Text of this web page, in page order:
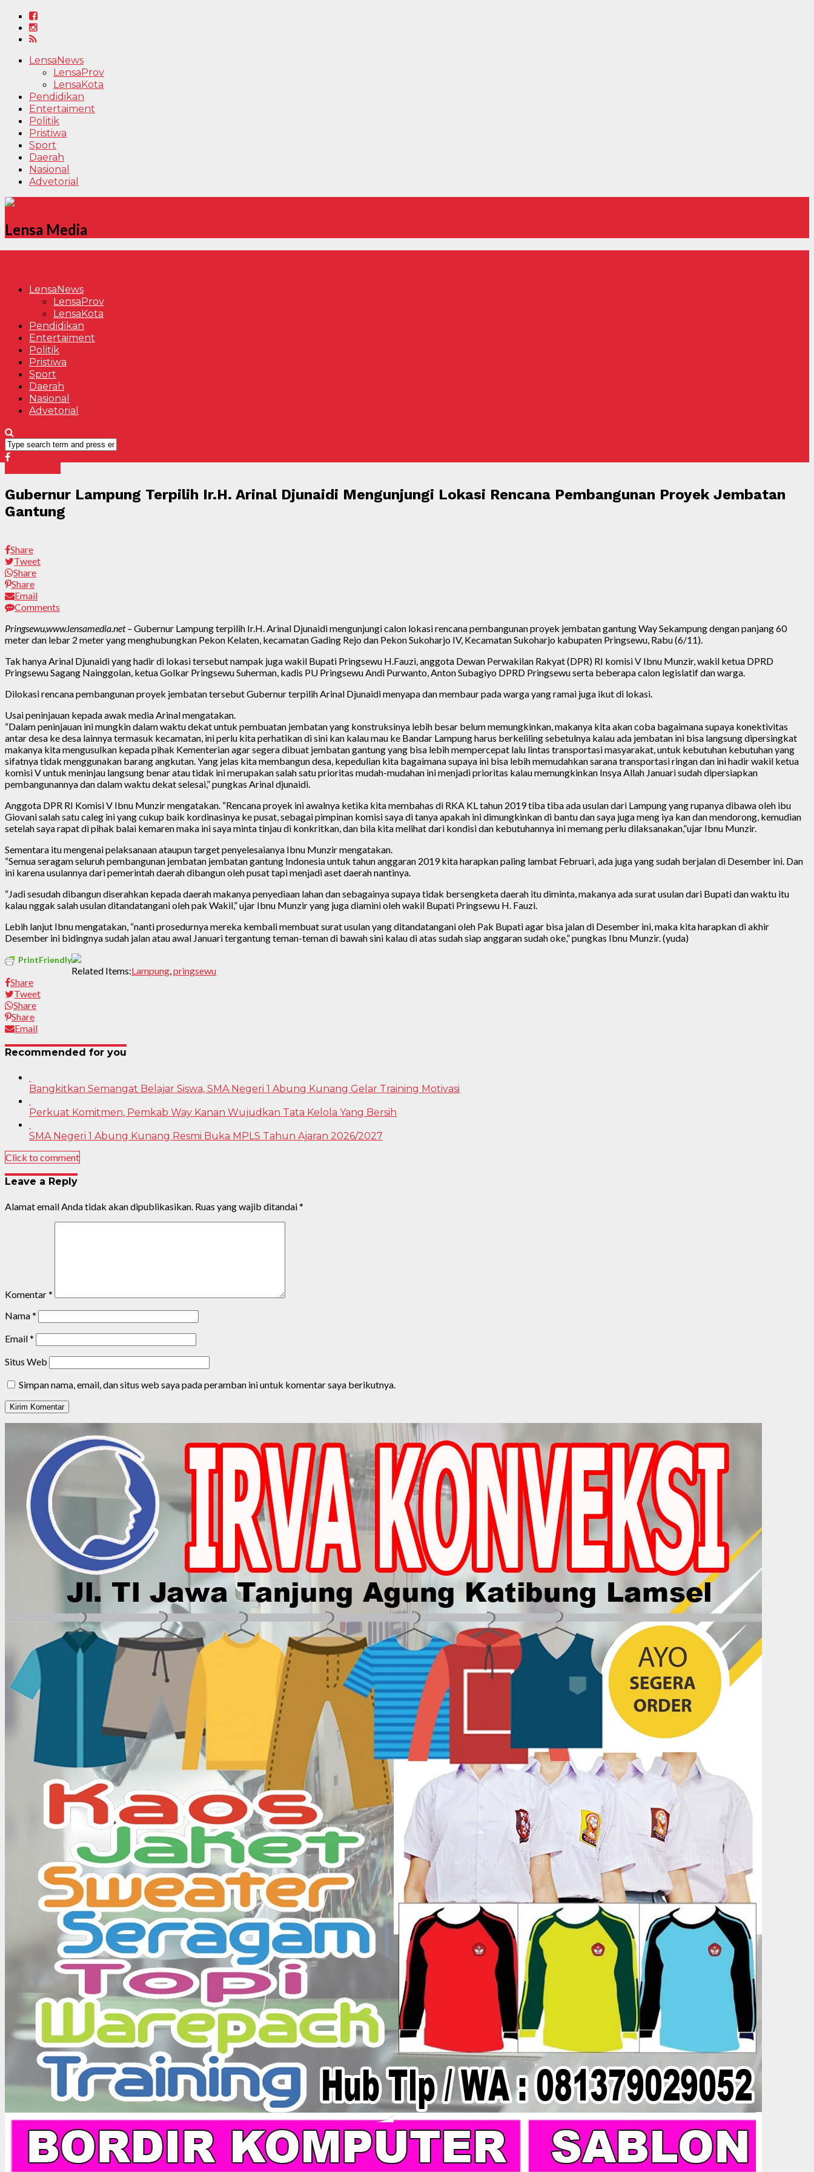
LensaNews
LensaProv
LensaKota
Pendidikan
Entertaiment
Politik
Pristiwa
Sport
Daerah
Nasional
Advetorial
Lensa Media
LensaNews
LensaProv
LensaKota
Pendidikan
Entertaiment
Politik
Pristiwa
Sport
Daerah
Nasional
Advetorial
Gubernur Lampung Terpilih Ir.H. Arinal Djunaidi Mengunjungi Lokasi Rencana Pembangunan Proyek Jembatan
Gantung
Share
Tweet
Share
Share
Email
Comments
Pringsewu,www.lensamedia.net –Gubernur Lampung terpilih Ir.H. Arinal Djunaidi mengunjungi calon lokasi rencana pembangunan proyek jembatan gantung Way Sekampung dengan panjang 60
meter dan lebar 2 meter yang menghubungkan Pekon Kelaten, kecamatan Gading Rejo dan Pekon Sukoharjo IV, Kecamatan Sukoharjo kabupaten Pringsewu, Rabu (6/11).
Tak hanya Arinal Djunaidi yang hadir di lokasi tersebut nampak juga wakil Bupati Pringsewu H.Fauzi, anggota Dewan Perwakilan Rakyat (DPR) RI komisi V Ibnu Munzir, wakil ketua DPRD
Pringsewu Sagang Nainggolan, ketua Golkar Pringsewu Suherman, kadis PU Pringsewu Andi Purwanto, Anton Subagiyo DPRD Pringsewu serta beberapa calon legislatif dan warga.
Dilokasi rencana pembangunan proyek jembatan tersebut Gubernur terpilih Arinal Djunaidi menyapa dan membaur pada warga yang ramai juga ikut di lokasi.
Usai peninjauan kepada awak media Arinal mengatakan.
“Dalam peninjauan ini mungkin dalam waktu dekat untuk pembuatan jembatan yang konstruksinya lebih besar belum memungkinkan, makanya kita akan coba bagaimana supaya konektivitas
antar desa ke desa lainnya termasuk kecamatan, ini perlu kita perhatikan di sini kan kalau mau ke Bandar Lampung harus berkeliling sebetulnya kalau ada jembatan ini bisa langsung dipersingkat
makanya kita mengusulkan kepada pihak Kementerian agar segera dibuat jembatan gantung yang bisa lebih mempercepat lalu lintas transportasi masyarakat, untuk kebutuhan kebutuhan yang
sifatnya tidak menggunakan barang angkutan. Yang jelas kita membangun desa, kepedulian kita bagaimana supaya ini bisa lebih memudahkan sarana transportasi ringan dan ini hadir wakil ketua
komisi V untuk meninjau langsung benar atau tidak ini merupakan salah satu prioritas mudah-mudahan ini menjadi prioritas kalau memungkinkan Insya Allah Januari sudah dipersiapkan
pembangunannya dan dalam waktu dekat selesai,” pungkas Arinal djunaidi.
Anggota DPR RI Komisi V Ibnu Munzir mengatakan. “Rencana proyek ini awalnya ketika kita membahas di RKA KL tahun 2019 tiba tiba ada usulan dari Lampung yang rupanya dibawa oleh ibu
Giovani salah satu caleg ini yang cukup baik kordinasinya ke pusat, sebagai pimpinan komisi saya di tanya apakah ini dimungkinkan di bantu dan saya juga meng iya kan dan mendorong, kemudian
setelah saya rapat di pihak balai kemaren maka ini saya minta tinjau di konkritkan, dan bila kita melihat dari kondisi dan kebutuhannya ini memang perlu dilaksanakan,”ujar Ibnu Munzir.
Sementara itu mengenai pelaksanaan ataupun target penyelesaianya Ibnu Munzir mengatakan.
“Semua seragam seluruh pembangunan jembatan jembatan gantung Indonesia untuk tahun anggaran 2019 kita harapkan paling lambat Februari, ada juga yang sudah berjalan di Desember ini. Dan
ini karena usulannya dari pemerintah daerah dibangun oleh pusat tapi menjadi aset daerah nantinya.
“Jadi sesudah dibangun diserahkan kepada daerah makanya penyediaan lahan dan sebagainya supaya tidak bersengketa daerah itu diminta, makanya ada surat usulan dari Bupati dan waktu itu
kalau nggak salah usulan ditandatangani oleh pak Wakil,” ujar Ibnu Munzir yang juga diamini oleh wakil Bupati Pringsewu H. Fauzi.
Lebih lanjut Ibnu mengatakan, “nanti prosedurnya mereka kembali membuat surat usulan yang ditandatangani oleh Pak Bupati agar bisa jalan di Desember ini, maka kita harapkan di akhir
Desember ini bidingnya sudah jalan atau awal Januari tergantung teman-teman di bawah sini kalau di atas sudah siap anggaran sudah oke,” pungkas Ibnu Munzir. (yuda)
PrintFriendly
Related Items:Lampung pringsewu
Share
Tweet
Share
Share
Email
Recommended for you
Bangkitkan Semangat Belajar Siswa, SMA Negeri 1 Abung Kunang Gelar Training Motivasi
Perkuat Komitmen, Pemkab Way Kanan Wujudkan Tata Kelola Yang Bersih
SMA Negeri 1 Abung Kunang Resmi Buka MPLS Tahun Ajaran 2026/2027
Click to comment
Leave a Reply
Alamat email Anda tidak akan dipublikasikan. Ruas yang wajib ditandai*
Komentar*
Nama*
Email*
Situs Web
Simpan nama, email, dan situs web saya pada peramban ini untuk komentar saya berikutnya.